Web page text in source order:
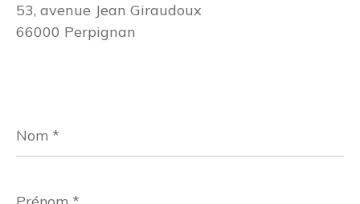
53, avenue Jean Giraudoux
66000 Perpignan
*
*